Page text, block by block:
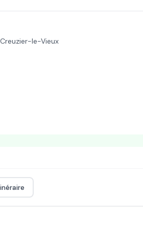
Creuzier-le-Vieux